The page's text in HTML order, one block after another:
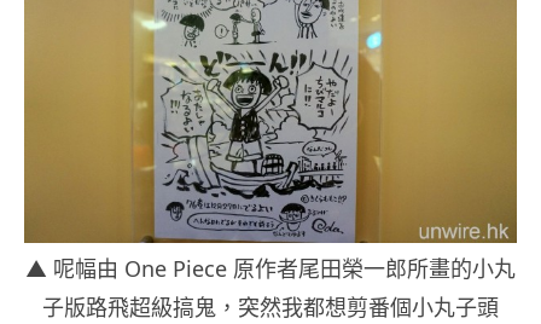
▲ 呢幅由 One Piece 原作者尾田榮一郎所畫的小丸
子版路飛超級搞鬼，突然我都想剪番個小丸子頭